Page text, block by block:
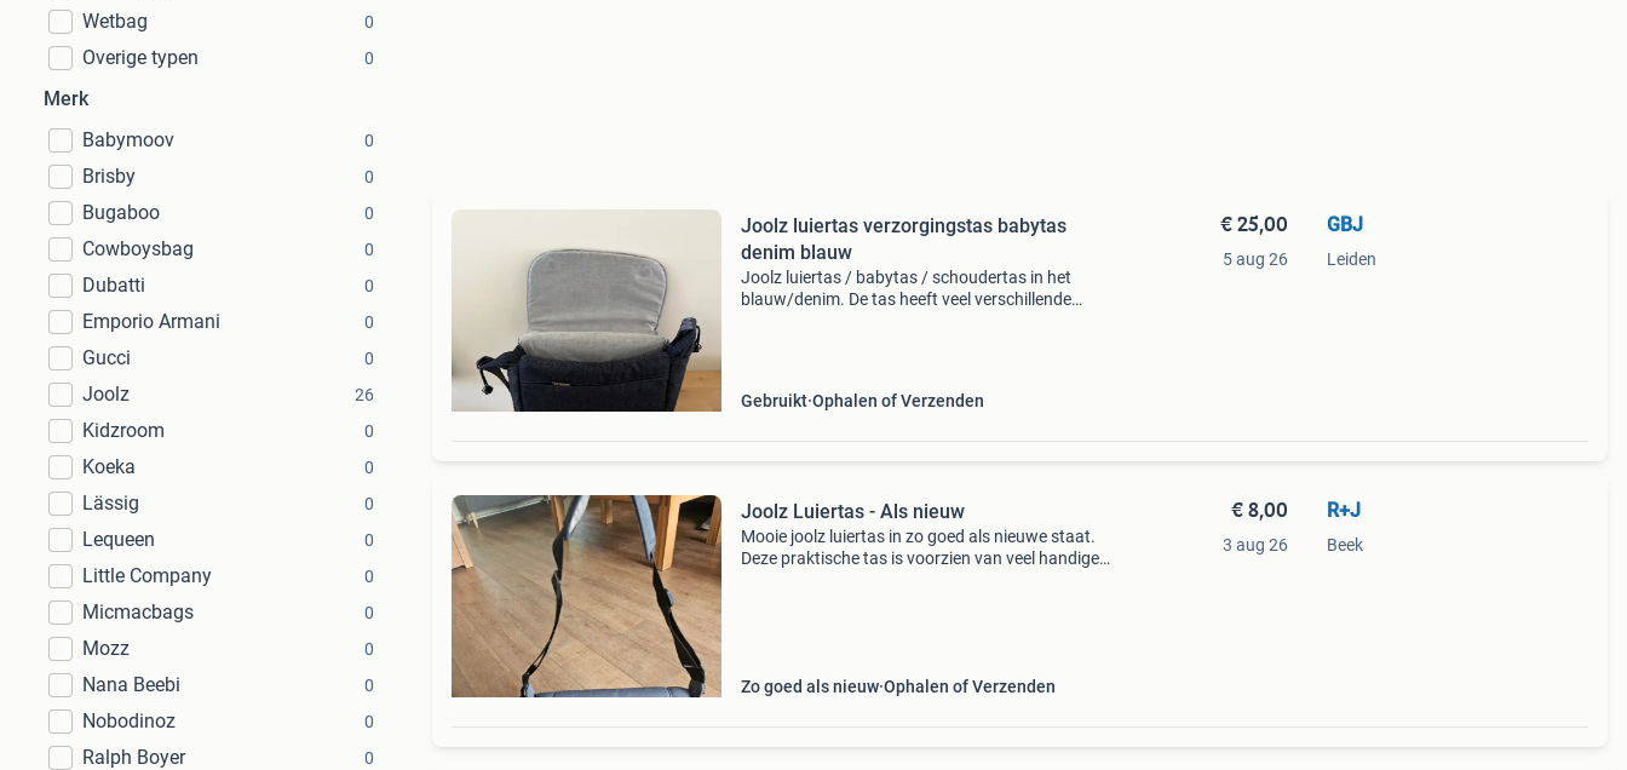
Wetbag 0
Overige typen 0
Merk
Babymoov
0
Brisby 0
Bugaboo 0
Cowboysbag 0
Dubatti 0
Emporio Armani 0
Gucci 0
Joolz 26
Kidzroom 0
Koeka 0
Lässig 0
Lequeen 0
Little Company 0
Micmacbags 0
Mozz 0
Nana Beebi 0
Nobodinoz 0
Ralph Boyer 0
Joolz luiertas verzorgingstas babytas
denim blauw
Joolz luiertas / babytas / schoudertas in het
blauw/denim. De tas heeft veel verschillende
Gebruikt Ophalen of Verzenden
€ 25,00
5 aug 26
GBJ
Leiden
Joolz Luiertas - Als nieuw
Mooie joolz luiertas in zo goed als nieuwe staat.
Deze praktische tas is voorzien van veel handige
Zo goed als nieuw Ophalen of Verzenden
€ 8,00
3 aug 26
R+J
Beek